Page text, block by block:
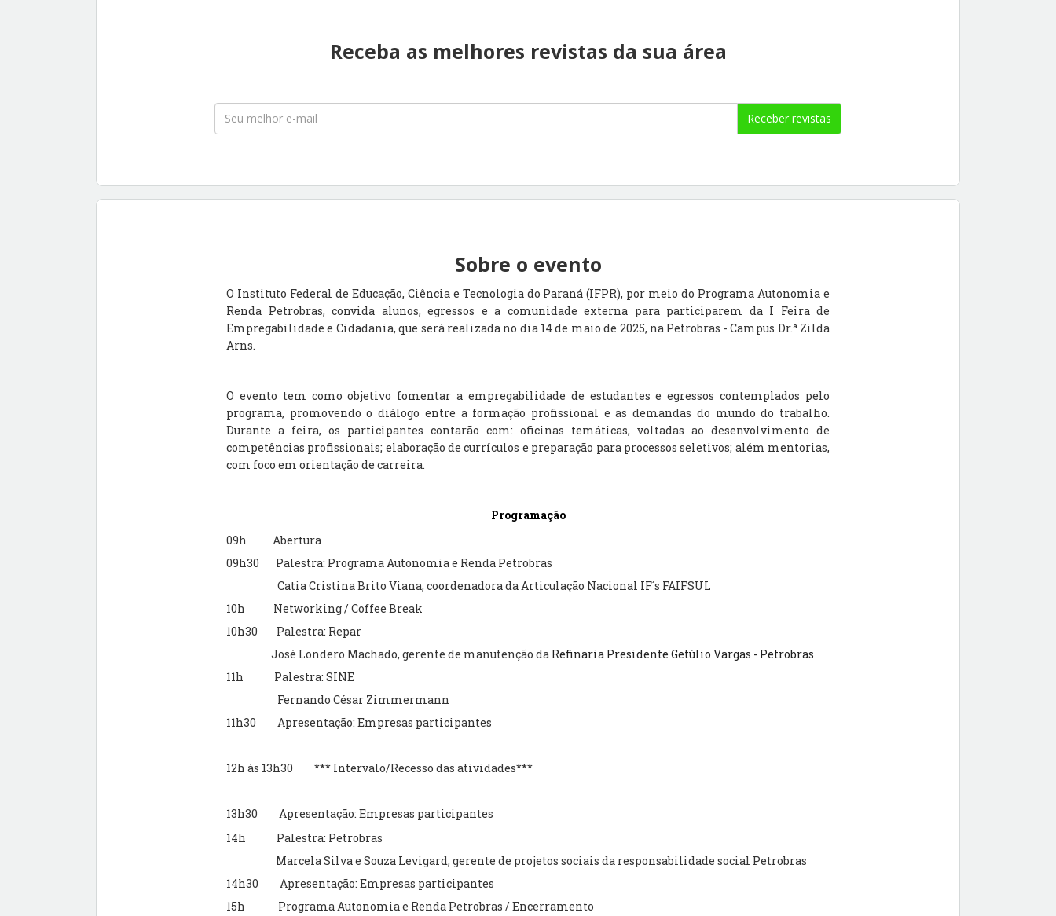
Receba as melhores revistas da sua área
Receber revistas
Sobre o evento
O Instituto Federal de Educação, Ciência e Tecnologia do Paraná (IFPR), por meio do Programa Autonomia e
Renda Petrobras, convida alunos, egressos e a comunidade externa para participarem da I Feira de
Empregabilidade e Cidadania, que será realizada no dia 14 de maio de 2025, na Petrobras - Campus Dr.ª Zilda
Arns.
O evento tem como objetivo fomentar a empregabilidade de estudantes e egressos contemplados pelo
programa, promovendo o diálogo entre a formação profissional e as demandas do mundo do trabalho.
Durante a feira, os participantes contarão com: oficinas temáticas, voltadas ao desenvolvimento de
competências profissionais; elaboração de currículos e preparação para processos seletivos; além mentorias,
com foco em orientação de carreira.
Programação
09h Abertura
09h30 Palestra: Programa Autonomia e Renda Petrobras
Catia Cristina Brito Viana, coordenadora da Articulação Nacional IF´s FAIFSUL
10h Networking / Coffee Break
10h30 Palestra: Repar
José Londero Machado, gerente de manutenção da Refinaria Presidente Getúlio Vargas - Petrobras
11h Palestra: SINE
Fernando César Zimmermann
11h30 Apresentação: Empresas participantes
12h às 13h30 *** Intervalo/Recesso das atividades***
13h30 Apresentação: Empresas participantes
14h Palestra: Petrobras
Marcela Silva e Souza Levigard, gerente de projetos sociais da responsabilidade social Petrobras
14h30 Apresentação: Empresas participantes
15h Programa Autonomia e Renda Petrobras / Encerramento